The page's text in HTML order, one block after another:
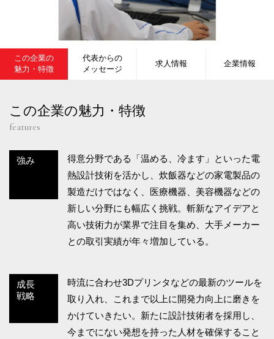
この企業の
魅力・特徴
代表からの
メッセージ
求人情報 企業情報
この企業の魅力・特徴
features
強み
得意分野である「温める、冷ます」といった電
熱設計技術を活かし、炊飯器などの家電製品の
製造だけではなく、医療機器、美容機器などの
新しい分野にも幅広く挑戦。斬新なアイデアと
高い技術力が業界で注目を集め、大手メーカー
との取引実績が年々増加している。
成長
戦略
時流に合わせ3Dプリンタなどの最新のツールを
取り入れ、これまで以上に開発力向上に磨きを
かけていきたい。新たに設計技術者を採用し、
今までにない発想を持った人材を確保すること